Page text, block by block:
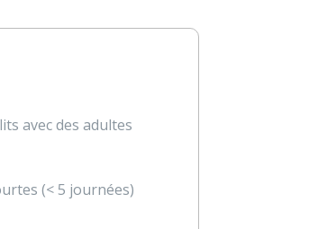
avec des adultes
(< 5 journées)